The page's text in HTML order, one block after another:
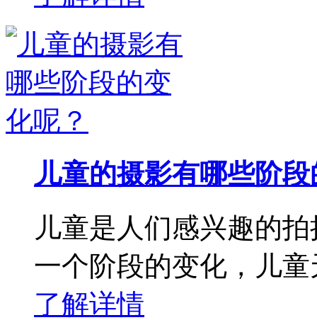
儿童的摄影有哪些阶
儿童是人们感兴趣的
一个阶段的变化，儿
了解详情